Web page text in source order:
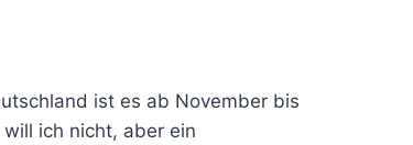
ist es ab November bis
ich nicht, aber ein